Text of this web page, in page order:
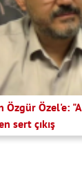
Özgür Özel'e:
sert çıkış